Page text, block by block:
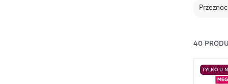
40
TYLKO U